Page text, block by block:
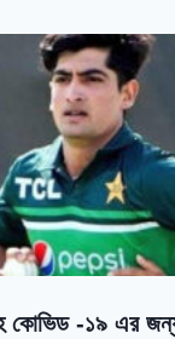
কোভিড -১৯ এর